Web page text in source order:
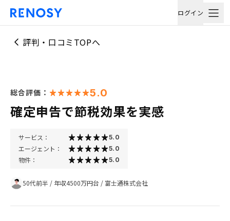
ログイン
評判・口コミTOPへ
総合評価： 5.0
確定申告で節税効果を実感
サービス： 5.0
エージェント： 5.0
物件： 5.0
50代前半 / 年収4500万円台 / 富士通株式会社